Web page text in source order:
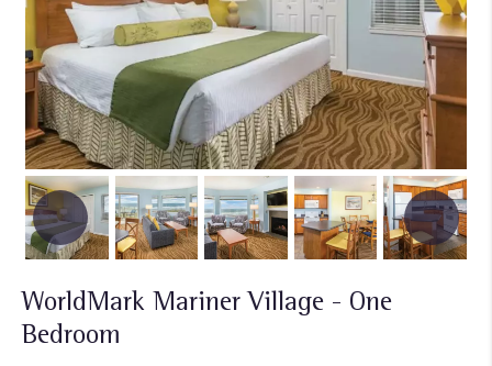
WorldMark Mariner Village - One
Bedroom